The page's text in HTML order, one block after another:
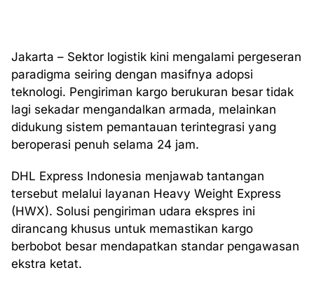
Jakarta – Sektor logistik kini mengalami pergeseran
paradigma seiring dengan masifnya adopsi
teknologi. Pengiriman kargo berukuran besar tidak
lagi sekadar mengandalkan armada, melainkan
didukung sistem pemantauan terintegrasi yang
beroperasi penuh selama 24 jam.
DHL Express Indonesia menjawab tantangan
tersebut melalui layanan Heavy Weight Express
(HWX). Solusi pengiriman udara ekspres ini
dirancang khusus untuk memastikan kargo
berbobot besar mendapatkan standar pengawasan
ekstra ketat.